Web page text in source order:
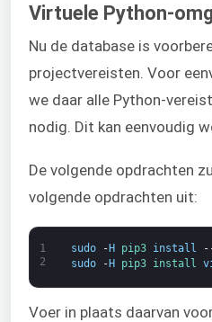
Virtuele Python-
Nu de database is
projectvereisten. Voor
we daar alle Python-
nodig. Dit kan eenvoudig
De volgende opdrachten
volgende opdrachten uit:
1
2
sudo - H pip3 install
sudo
- H pip3 install
Voer in plaats daarvan